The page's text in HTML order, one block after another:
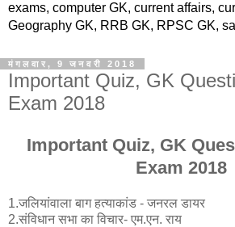
exams, computer GK, current affairs,
Geography GK, RRB GK, RPSC GK,
मंगलवार, 9 जनवरी 2018
Important Quiz, GK
Exam 2018
Important Quiz, GK
Exam 2018
1.जलियांवाला बाग हत्याकांड - जनरल डायर
2.संविधान सभा का विचार- एम.एन. राय